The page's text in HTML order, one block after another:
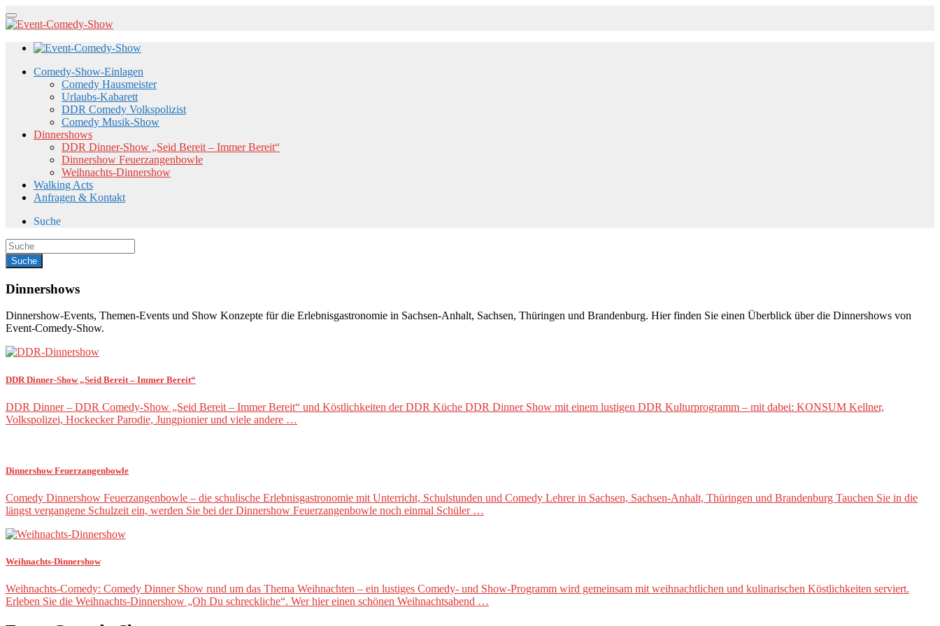
Comedy-Show-Einlagen
Comedy Hausmeister
Urlaubs-Kabarett
DDR Comedy Volkspolizist
Comedy Musik-Show
Dinnershows
DDR Dinner-Show „Seid Bereit – Immer Bereit“
Dinnershow Feuerzangenbowle
Weihnachts-Dinnershow
Walking Acts
Anfragen & Kontakt
Suche
Dinnershows
Dinnershow-Events, Themen-Events und Show Konzepte für die Erlebnisgastronomie in Sachsen-Anhalt, Sachsen, Thüringen und Brandenburg. Hier finden Sie einen Überblick über die Dinnershows von
Event-Comedy-Show.
DDR Dinner-Show „Seid Bereit – Immer Bereit“
DDR Dinner – DDR Comedy-Show „Seid Bereit – Immer Bereit“ und Köstlichkeiten der DDR Küche DDR Dinner Show mit einem lustigen DDR Kulturprogramm – mit dabei: KONSUM Kellner,
Volkspolizei, Hockecker Parodie, Jungpionier und viele andere …
Dinnershow Feuerzangenbowle
Comedy Dinnershow Feuerzangenbowle – die schulische Erlebnisgastronomie mit Unterricht, Schulstunden und Comedy Lehrer in Sachsen, Sachsen-Anhalt, Thüringen und Brandenburg Tauchen Sie in die
längst vergangene Schulzeit ein, werden Sie bei der Dinnershow Feuerzangenbowle noch einmal Schüler …
Weihnachts-Dinnershow
Weihnachts-Comedy: Comedy Dinner Show rund um das Thema Weihnachten – ein lustiges Comedy- und Show-Programm wird gemeinsam mit weihnachtlichen und kulinarischen Köstlichkeiten serviert.
Erleben Sie die Weihnachts-Dinnershow „Oh Du schreckliche“. Wer hier einen schönen Weihnachtsabend …